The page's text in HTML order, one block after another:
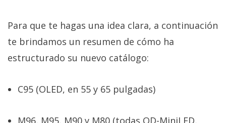
temas
Sorteos
Para que te hagas una idea clara, a continuación
te brindamos un resumen de cómo ha
estructurado su nuevo catálogo:
C95 (OLED, en 55 y 65 pulgadas)